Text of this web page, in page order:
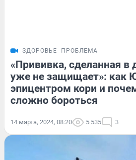
ЗДОРОВЬЕ ПРОБЛЕМА
«Прививка, сделанная в
уже не защищает»: как
эпицентром кори и
сложно бороться
14 марта, 2024, 08:20 5 535 3